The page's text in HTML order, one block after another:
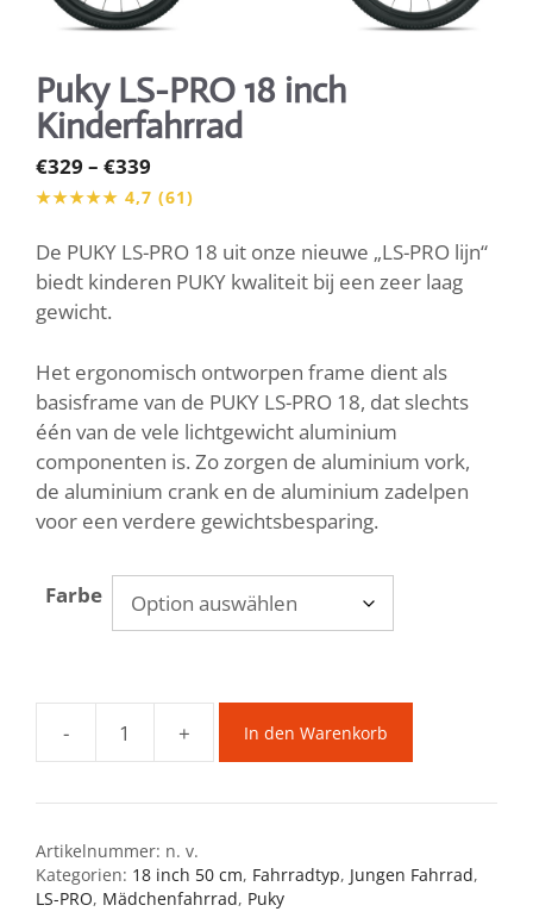
Puky LS-PRO 18 inch
Kinderfahrrad
€329 – €339
€329
€339
De PUKY LS-PRO 18 uit onze nieuwe „LS-PRO lijn“
biedt kinderen PUKY kwaliteit bij een zeer laag
gewicht.
Het ergonomisch ontworpen frame dient als
basisframe van de PUKY LS-PRO 18, dat slechts
één van de vele lichtgewicht aluminium
componenten is. Zo zorgen de aluminium vork,
de aluminium crank en de aluminium zadelpen
voor een verdere gewichtsbesparing.
Farbe
-
Puky
PRO
inch
Kinderfahrrad
+ In den Warenkorb
Artikelnummer: n. v.
Kategorien: 18 inch 50 cm, Fahrradtyp, Jungen Fahrrad,
LS-PRO, Mädchenfahrrad, Puky